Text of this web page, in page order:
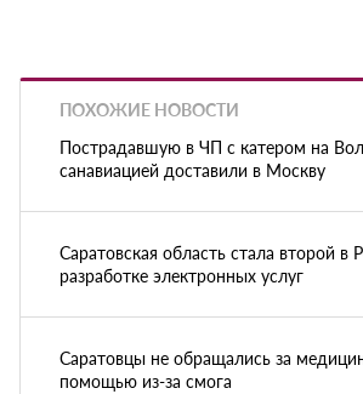
ПОХОЖИЕ НОВОСТИ
Пострадавшую в ЧП с катером на
санавиацией доставили в Москву
Саратовская область стала второй в
разработке электронных услуг
Саратовцы не обращались за
помощью из-за смога